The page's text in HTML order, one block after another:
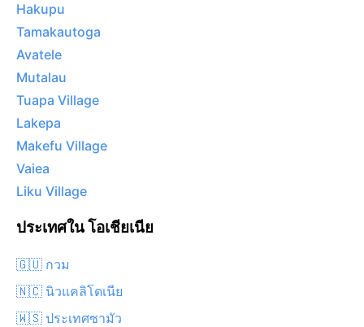
Hakupu
Tamakautoga
Avatele
Mutalau
Tuapa Village
Lakepa
Makefu Village
Vaiea
Liku Village
ประเทศใน โอเชียเนีย
🇬🇺 กวม
🇳🇨 นิวแคลิโดเนีย
🇼🇸 ประเทศซามัว